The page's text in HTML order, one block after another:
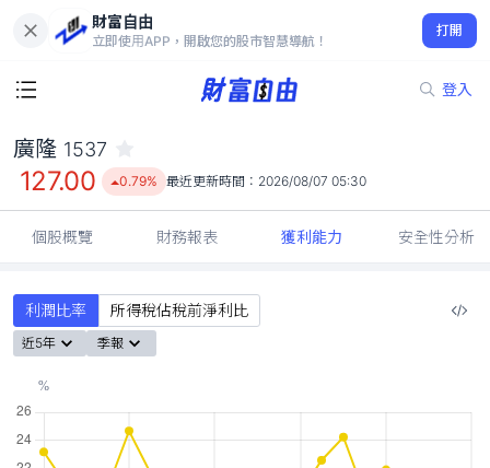
財富自由
立即使用APP，開啟您的股市智慧導航！
打開
登入
127.00
0.79%
廣隆 1537
127.00 0.79% 最近更新時間： 2026/08/07 05:30
個股概覽 財務報表 獲利能力 安全性分析
利潤比率 所得稅佔稅前淨利比
近5年 季報